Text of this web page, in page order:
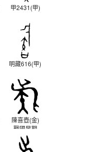
甲2431(甲)
明藏616(甲)
陳喜壺(金)
戰國早期